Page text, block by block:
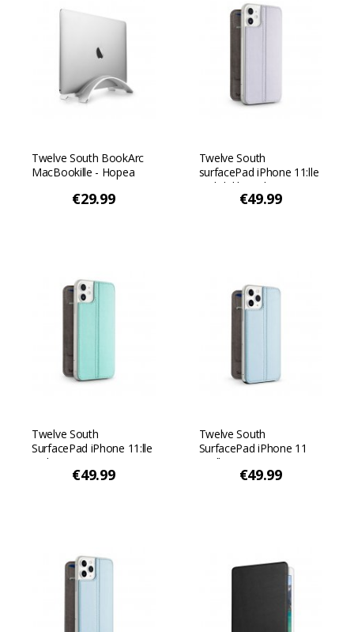
Twelve South BookArc
MacBookille - Hopea
€29.99
Twelve South
surfacePad iPhone 11:lle
- Ohdakkeen harmaa
€49.99
Twelve South
SurfacePad iPhone 11:lle
- Vihreä
€49.99
Twelve South
SurfacePad iPhone 11
Prolle - Sininen
€49.99